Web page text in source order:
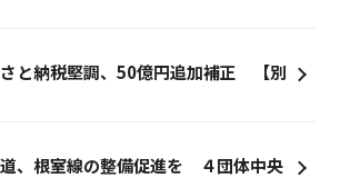
と納税堅調、50億円追加補正 【別
、根室線の整備促進を ４団体中央